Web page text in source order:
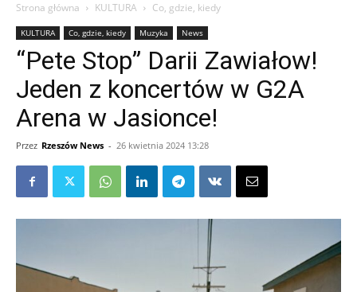
Strona główna KULTURA Co, gdzie, kiedy
KULTURA Co, gdzie, kiedy Muzyka News
“Pete Stop” Darii Zawiałow!
Jeden z koncertów w G2A
Arena w Jasionce!
Przez Rzeszów News - 26 kwietnia 2024 13:28